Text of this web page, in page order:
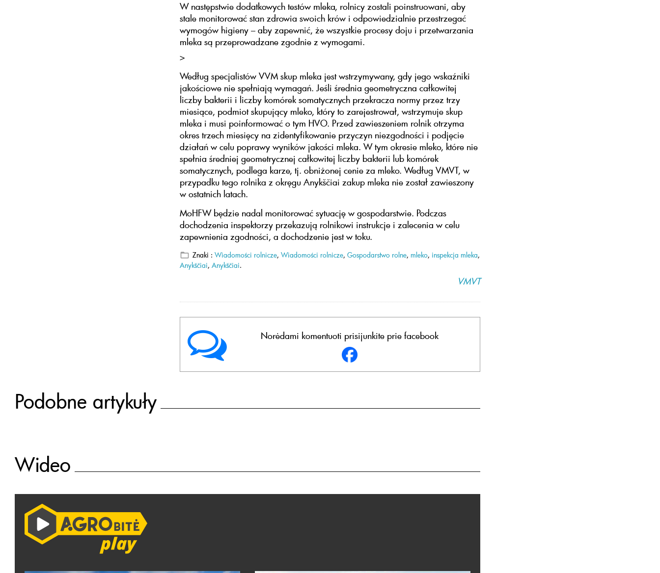
W następstwie dodatkowych testów mleka, rolnicy zostali poinstruowani, aby
stale monitorować stan zdrowia swoich krów i odpowiedzialnie przestrzegać
wymogów higieny – aby zapewnić, że wszystkie procesy doju i przetwarzania
mleka są przeprowadzane zgodnie z wymogami.
>
Według specjalistów VVM skup mleka jest wstrzymywany, gdy jego wskaźniki
jakościowe nie spełniają wymagań. Jeśli średnia geometryczna całkowitej
liczby bakterii i liczby komórek somatycznych przekracza normy przez trzy
miesiące, podmiot skupujący mleko, który to zarejestrował, wstrzymuje skup
mleka i musi poinformować o tym HVO. Przed zawieszeniem rolnik otrzyma
okres trzech miesięcy na zidentyfikowanie przyczyn niezgodności i podjęcie
działań w celu poprawy wyników jakości mleka. W tym okresie mleko, które nie
spełnia średniej geometrycznej całkowitej liczby bakterii lub komórek
somatycznych, podlega karze, tj. obniżonej cenie za mleko. Według VMVT, w
przypadku tego rolnika z okręgu Anykščiai zakup mleka nie został zawieszony
w ostatnich latach.
MoHFW będzie nadal monitorować sytuację w gospodarstwie. Podczas
dochodzenia inspektorzy przekazują rolnikowi instrukcje i zalecenia w celu
zapewnienia zgodności, a dochodzenie jest w toku.
Znaki : Wiadomości rolnicze, Wiadomości rolnicze, Gospodarstwo rolne, mleko, inspekcja mleka,
Anykščiai, Anykščiai.
VMVT
Norėdami komentuoti prisijunkite prie facebook
Podobne artykuły
Wideo